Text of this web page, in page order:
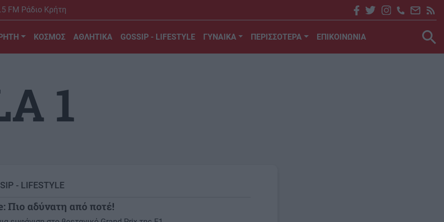
FM Ράδιο Κρήτη
ΚΟΣΜΟΣ ΑΘΛΗΤΙΚΑ GOSSIP - LIFESTYLE ΓΥΝΑΙΚΑ ΠΕΡΙΣΣΟΤΕΡΑ ΕΠΙΚΟΙΝΩΝΙΑ
1
- LIFESTYLE
Πιο αδύνατη από ποτέ!